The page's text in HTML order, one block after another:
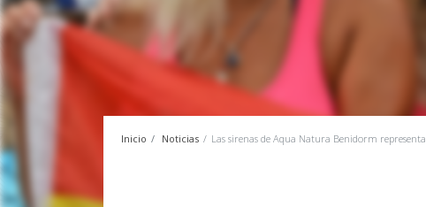
Inicio Noticias Las sirenas de Aqua Natura Benidorm